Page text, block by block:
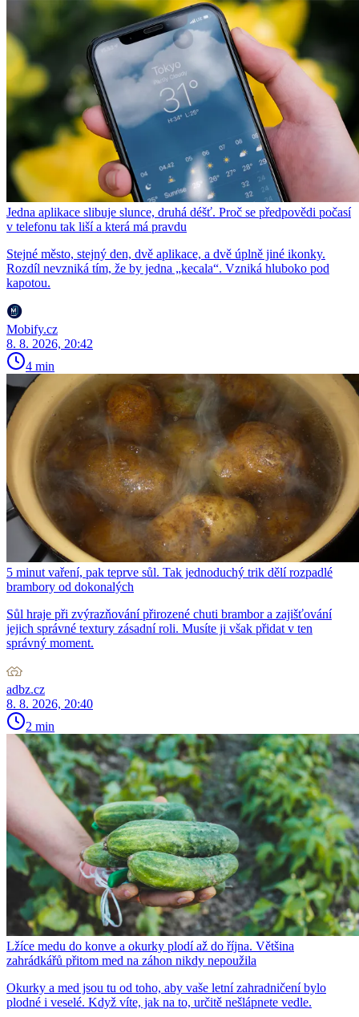
Jedna aplikace slibuje slunce, druhá déšť. Proč se předpovědi počasí
v telefonu tak liší a která má pravdu
Stejné město, stejný den, dvě aplikace, a dvě úplně jiné ikonky.
Rozdíl nevzniká tím, že by jedna „kecala“. Vzniká hluboko pod
kapotou.
Mobify.cz
8. 8. 2026, 20:42
4 min
5 minut vaření, pak teprve sůl. Tak jednoduchý trik dělí rozpadlé
brambory od dokonalých
Sůl hraje při zvýrazňování přirozené chuti brambor a zajišťování
jejich správné textury zásadní roli. Musíte ji však přidat v ten
správný moment.
adbz.cz
8. 8. 2026, 20:40
2 min
Lžíce medu do konve a okurky plodí až do října. Většina
zahrádkářů přitom med na záhon nikdy nepoužila
Okurky a med jsou tu od toho, aby vaše letní zahradničení bylo
plodné i veselé. Když víte, jak na to, určitě nešlápnete vedle.